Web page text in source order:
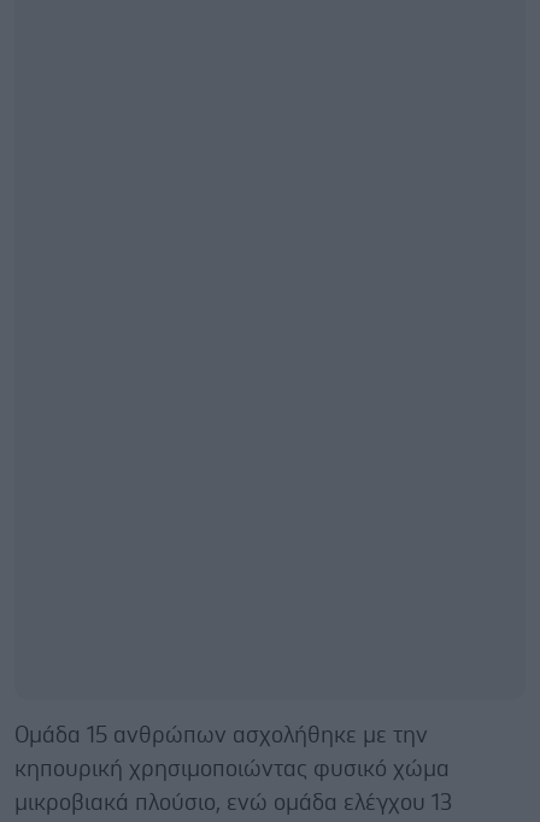
Ομάδα 15 ανθρώπων ασχολήθηκε με την
κηπουρική χρησιμοποιώντας φυσικό χώμα
μικροβιακά πλούσιο, ενώ ομάδα ελέγχου 13